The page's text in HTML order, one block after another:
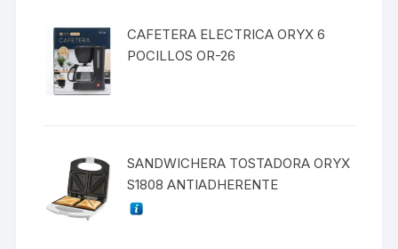
CAFETERA ELECTRICA ORYX 6
POCILLOS OR-26
SANDWICHERA TOSTADORA ORYX
S1808 ANTIADHERENTE